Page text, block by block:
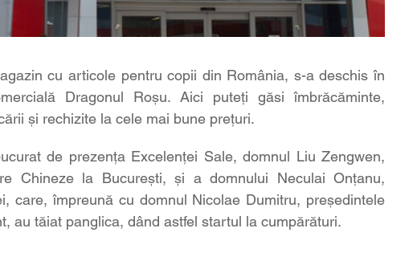
cu articole pentru copii din România, s-a deschis în
Dragonul Roşu. Aici puteți găsi îmbrăcăminte,
şi rechizite la cele mai bune prețuri.
de prezența Excelenței Sale, domnul Liu Zengwen,
Chineze la București, și a domnului Neculai Onțanu,
care, împreună cu domnul Nicolae Dumitru, președintele
au tăiat panglica, dând astfel startul la cumpărături.